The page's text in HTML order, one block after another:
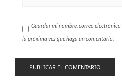
Guardar mi nombre, correo electrónico
la próxima vez que haga un comentario.